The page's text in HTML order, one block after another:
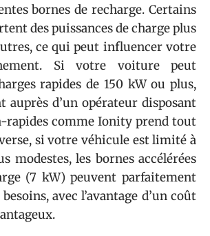
bornes de recharge. Certains
des puissances de charge plus
ce qui peut influencer votre
Si votre voiture peut
rapides de 150 kW ou plus,
auprès d’un opérateur disposant
rapides comme Ionity prend tout
si votre véhicule est limité à
modestes, les bornes accélérées
(7 kW) peuvent parfaitement
avec l’avantage d’un coût